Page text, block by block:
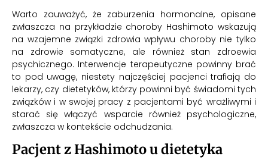
Warto zauważyć, że zaburzenia hormonalne, opisane
zwłaszcza na przykładzie choroby Hashimoto wskazują
na wzajemne związki zdrowia wpływu choroby nie tylko
na zdrowie somatyczne, ale również stan zdroewia
psychicznego. Interwencje terapeutyczne powinny brać
to pod uwagę, niestety najczęściej pacjenci trafiają do
lekarzy, czy dietetyków, którzy powinni być świadomi tych
związków i w swojej pracy z pacjentami być wrażliwymi i
starać się włączyć wsparcie również psychologiczne,
zwłaszcza w kontekście odchudzania.
Pacjent z Hashimoto u dietetyka